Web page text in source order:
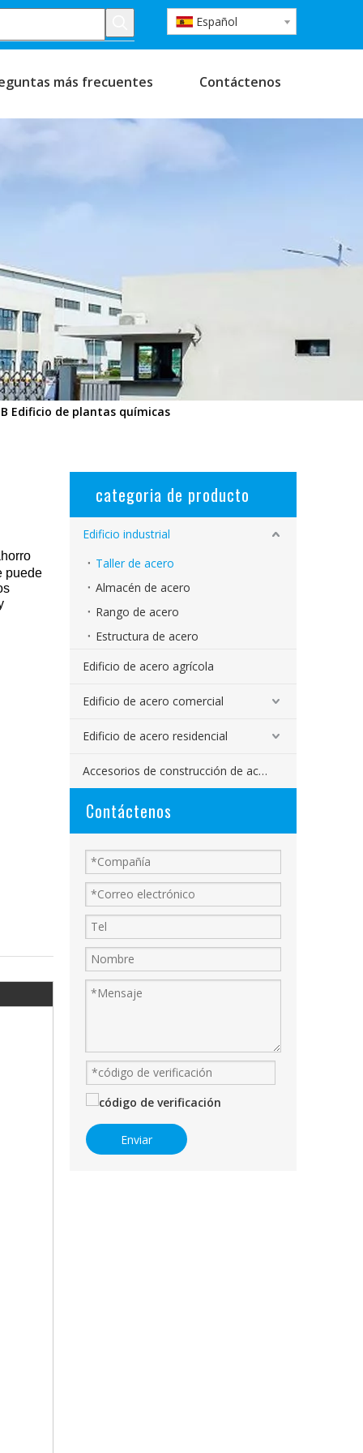
Español
más frecuentes Contáctenos
Edificio de plantas químicas
puede
categoria de producto
Edificio industrial
Taller de acero
Almacén de acero
Rango de acero
Estructura de acero
Edificio de acero agrícola
Edificio de acero comercial
Edificio de acero residencial
Accesorios de construcción de acero
Contáctenos
Enviar